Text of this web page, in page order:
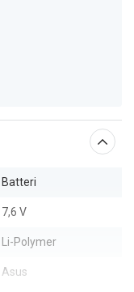
Batteri
7,6 V
Li-Polymer
Asus